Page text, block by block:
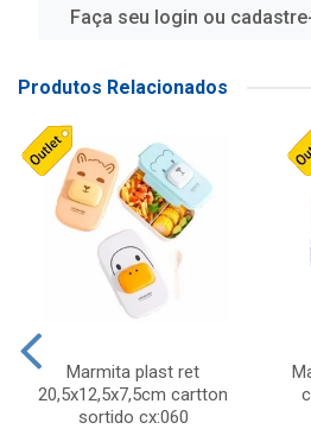
Faça seu login ou
Produtos Relacionados
Marmita plast ret
20,5x12,5x7,5cm cartton
sortido cx:060